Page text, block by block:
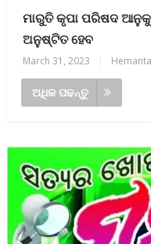
ମାରୁତି କୃପା ପରିଷଦ
ଅନୁଷ୍ଟିତ ହେବ
March 31, 2023
ଅଧିକ ପଢନ୍ତୁ